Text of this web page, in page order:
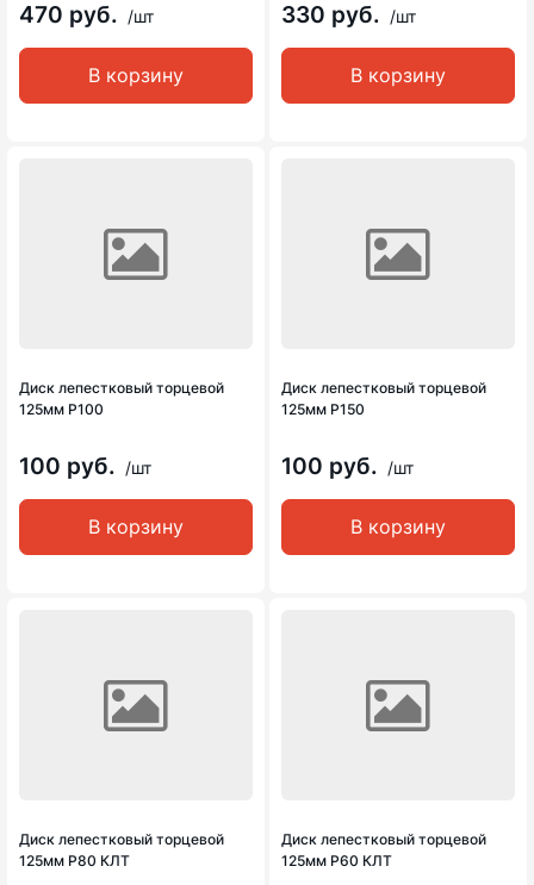
470 руб. /шт
В корзину
330 руб. /шт
В корзину
Диск лепестковый торцевой
125мм Р100
100 руб. /шт
В корзину
Диск лепестковый торцевой
125мм Р150
100 руб. /шт
В корзину
Диск лепестковый торцевой
125мм Р80 КЛТ
Диск лепестковый торцевой
125мм Р60 КЛТ